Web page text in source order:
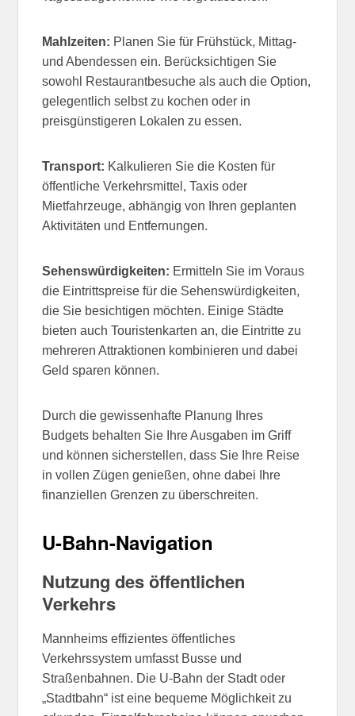
Mahlzeiten: Planen Sie für Frühstück, Mittag-
und Abendessen ein. Berücksichtigen Sie
sowohl Restaurantbesuche als auch die Option,
gelegentlich selbst zu kochen oder in
preisgünstigeren Lokalen zu essen.
Transport: Kalkulieren Sie die Kosten für
öffentliche Verkehrsmittel, Taxis oder
Mietfahrzeuge, abhängig von Ihren geplanten
Aktivitäten und Entfernungen.
Sehenswürdigkeiten: Ermitteln Sie im Voraus
die Eintrittspreise für die Sehenswürdigkeiten,
die Sie besichtigen möchten. Einige Städte
bieten auch Touristenkarten an, die Eintritte zu
mehreren Attraktionen kombinieren und dabei
Geld sparen können.
Durch die gewissenhafte Planung Ihres
Budgets behalten Sie Ihre Ausgaben im Griff
und können sicherstellen, dass Sie Ihre Reise
in vollen Zügen genießen, ohne dabei Ihre
finanziellen Grenzen zu überschreiten.
U-Bahn-Navigation
Nutzung des öffentlichen
Verkehrs
Mannheims effizientes öffentliches
Verkehrssystem umfasst Busse und
Straßenbahnen. Die U-Bahn der Stadt oder
„Stadtbahn“ ist eine bequeme Möglichkeit zu